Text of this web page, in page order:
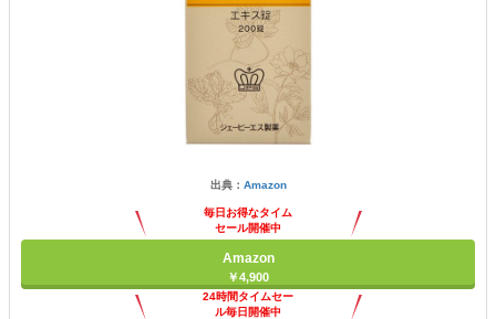
出典： Amazon
毎日お得なタイム
セール開催中
Amazon
￥4,900
24時間タイムセー
ル毎日開催中